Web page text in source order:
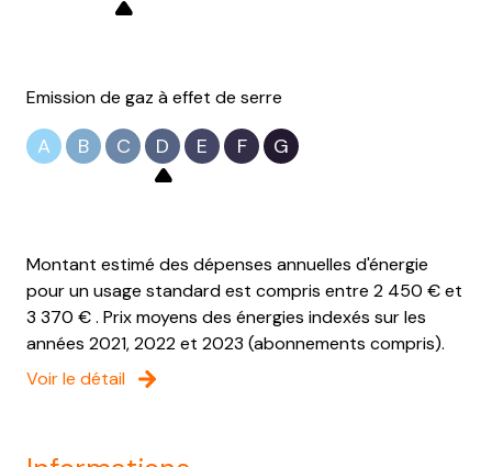
Emission de gaz à effet de serre
A B C D E F G
Montant estimé des dépenses annuelles d'énergie
pour un usage standard est compris entre 2 450 € et
3 370 € . Prix moyens des énergies indexés sur les
années 2021, 2022 et 2023 (abonnements compris).
Voir le détail